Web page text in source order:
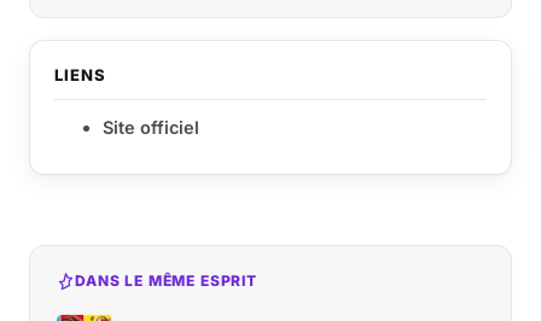
LIENS
Site officiel
DANS LE MÊME ESPRIT